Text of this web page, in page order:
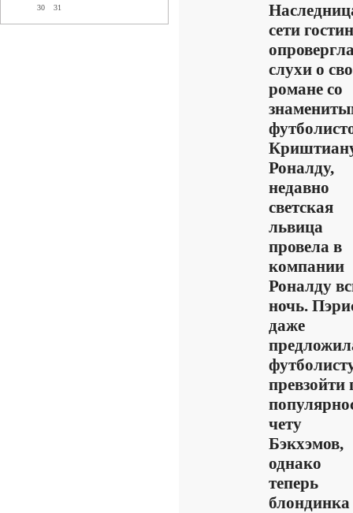
30
31
сети
слухи о
романе со
Роналду,
недавно
светская
львица
провела в
компании
Роналду
ночь.
даже
превзойти
чету
Бэкхэмов,
однако
теперь
блондинка